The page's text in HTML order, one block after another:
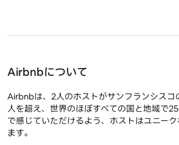
Airbnbについて
Airbnbは、2人のホストがサンフランシス
人を超え、世界のほぼすべての国と地域で
で感じていただけるよう、ホストはユニー
ます。